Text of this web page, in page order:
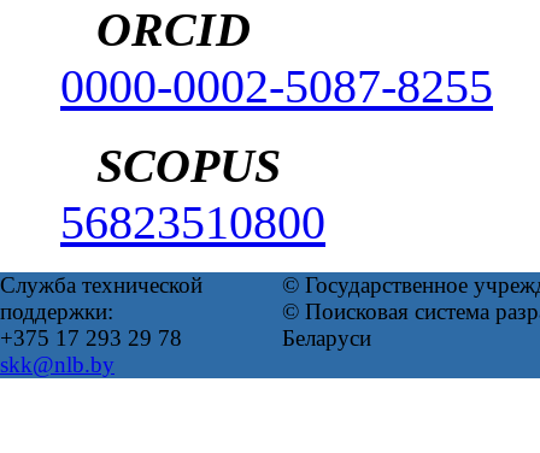
ORCID
0000-0002-5087-8255
SCOPUS
56823510800
Служба технической
поддержки:
+375 17 293 29 78
skk@nlb.by
© Государственное
© Поисковая система
Беларуси